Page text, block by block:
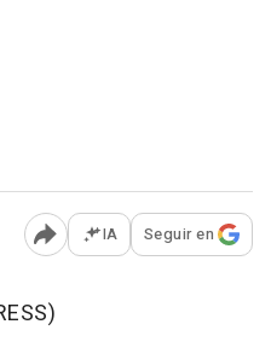
Abrir opciones para
IA Seguir en